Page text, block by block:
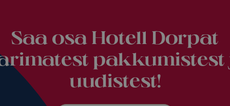
Saa osa Hotell Dorpat
pakkumistest
uudistest!